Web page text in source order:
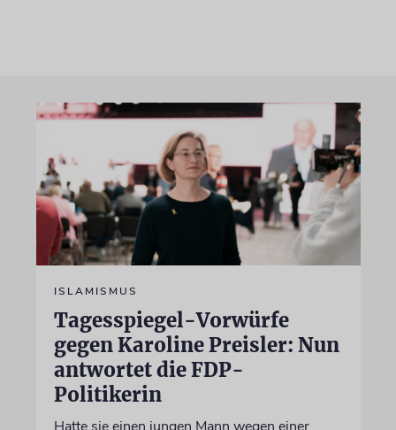
ISLAMISMUS
Tagesspiegel-Vorwürfe
gegen Karoline Preisler: Nun
antwortet die FDP-
Politikerin
Hatte sie einen jungen Mann wegen einer